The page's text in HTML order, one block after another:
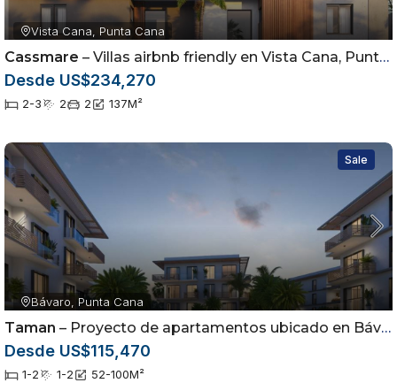
Vista Cana, Punta Cana
Cassmare – Villas airbnb friendly en Vista Cana, Punta Cana
Desde US$234,270
2-3 2 2 137M²
Sale
Bávaro, Punta Cana
Taman – Proyecto de apartamentos ubicado en Bávaro, Punta Cana
Desde US$115,470
1-2 1-2 52-100M²